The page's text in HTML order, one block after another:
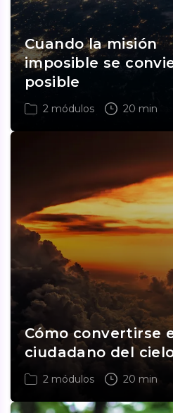
Cuando la misión
imposible se
posible
2 módulos 20 min
Cómo convertirse
ciudadano del
2 módulos 20 min